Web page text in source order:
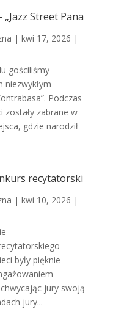
Street Pana
| kwi 17, 2026 |
gościliśmy
niezwykłym
Podczas
zostały zabrane w
gdzie narodził
recytatorski
| kwi 10, 2026 |
były pięknie
jury swoją
jury...